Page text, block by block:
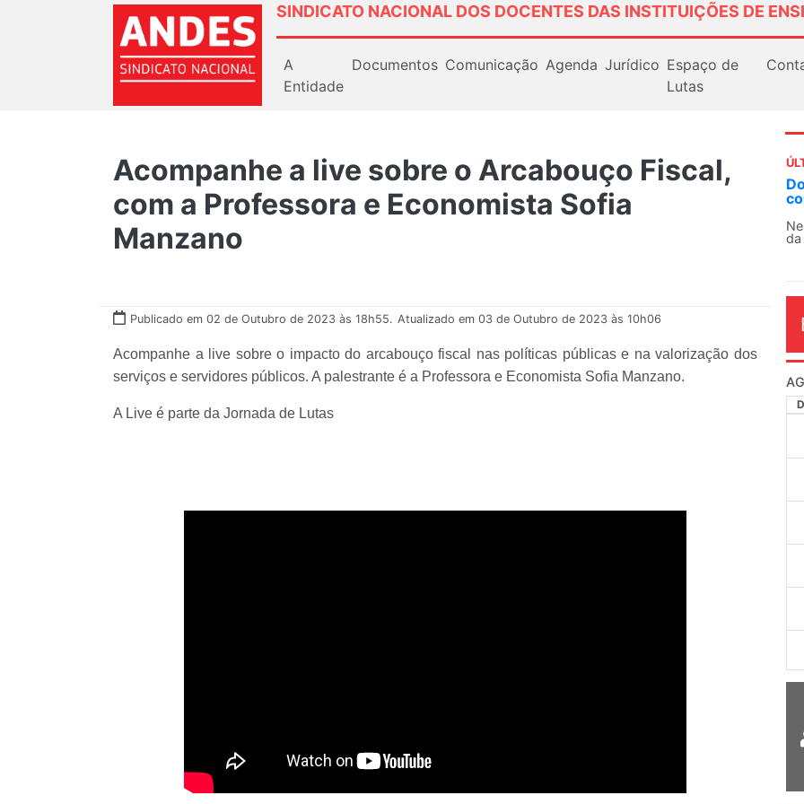
SINDICATO NACIONAL DOS DOCENTES DAS INSTITUIÇÕES DE
A
Entidade
Documentos Comunicação Agenda Jurídico Espaço de
Lutas
Acompanhe a live sobre o Arcabouço Fiscal,
com a Professora e Economista Sofia
Manzano
Publicado em 02 de Outubro de 2023 às 18h55. Atualizado em 03 de Outubro de 2023 às 10h06
Acompanhe a live sobre o impacto do arcabouço fiscal nas políticas públicas e na valorização dos
serviços e servidores públicos. A palestrante é a Professora e Economista Sofia Manzano.
A Live é parte da Jornada de Lutas
Docentes paralisam
contra as políticas de Milei na
Nessa segunda-feira (3), sindicatos
da educação superior e básica da